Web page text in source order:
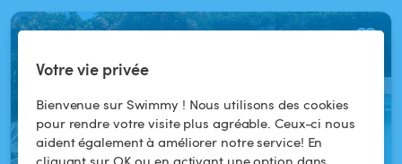
Votre vie privée
Bienvenue sur Swimmy ! Nous utilisons des cookies
pour rendre votre visite plus agréable. Ceux-ci nous
aident également à améliorer notre service! En
cliquant sur OK ou en activant une option dans